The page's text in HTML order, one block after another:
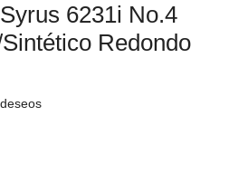
6231i No.4
Redondo